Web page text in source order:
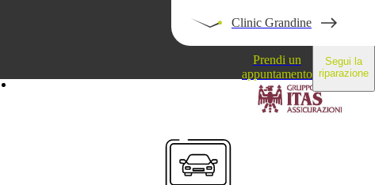
Prendi un
appuntamento
Segui la
riparazione
Clinic Grandine